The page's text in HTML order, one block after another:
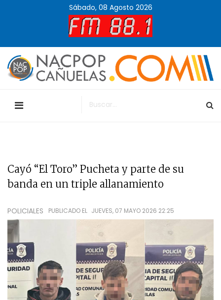
Sábado, 08 Agosto 2026
Cayó “El Toro” Pucheta y parte de su
banda en un triple allanamiento
POLICIALES PUBLICADO EL JUEVES, 07 MAYO 2026 22:25